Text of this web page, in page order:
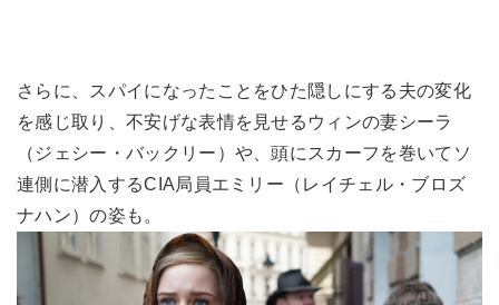
さらに、スパイになったことをひた隠しにする夫の変化
を感じ取り、不安げな表情を見せるウィンの妻シーラ
（ジェシー・バックリー）や、頭にスカーフを巻いてソ
連側に潜入するCIA局員エミリー（レイチェル・ブロズ
ナハン）の姿も。